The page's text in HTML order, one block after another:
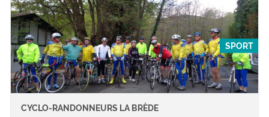
SPORT
CYCLO-RANDONNEURS LA BRÈDE